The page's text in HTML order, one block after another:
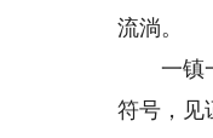
流淌。
一镇一
符号，见